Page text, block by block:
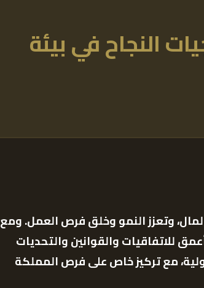
النجاح في بيئة
وتعزز النمو وخلق فرص العمل. ومع
للاتفاقيات والقوانين والتحديات
مع تركيز خاص على فرص المملكة